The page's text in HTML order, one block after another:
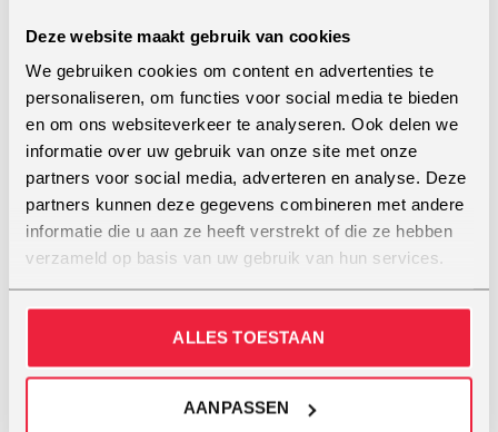
Deze website maakt gebruik van cookies
We gebruiken cookies om content en advertenties te
personaliseren, om functies voor social media te bieden
en om ons websiteverkeer te analyseren. Ook delen we
informatie over uw gebruik van onze site met onze
partners voor social media, adverteren en analyse. Deze
partners kunnen deze gegevens combineren met andere
informatie die u aan ze heeft verstrekt of die ze hebben
verzameld op basis van uw gebruik van hun services.
ALLES TOESTAAN
AANPASSEN
Astrid Tan
MEER INFO
UDEN